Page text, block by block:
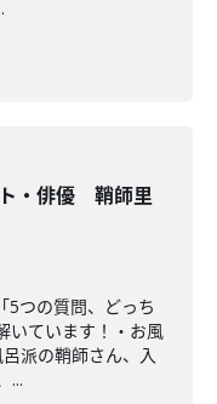
・俳優 鞘師里
5つの質問、どっち
いています！・お風
派の鞘師さん、入
...